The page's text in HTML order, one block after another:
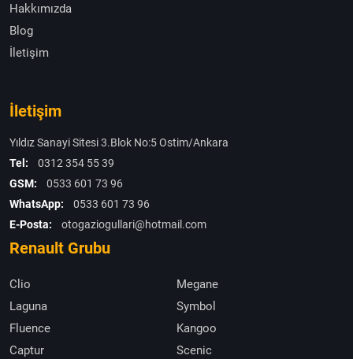
Hakkımızda
Blog
İletişim
İletişim
Yıldız Sanayi Sitesi 3.Blok No:5 Ostim/Ankara
Tel:
0312 354 55 39
GSM:
0533 601 73 96
WhatsApp:
0533 601 73 96
E-Posta:
otogaziogullari@hotmail.com
Renault Grubu
Clio
Megane
Laguna
Symbol
Fluence
Kangoo
Captur
Scenic